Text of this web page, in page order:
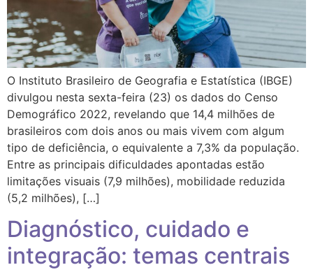
O Instituto Brasileiro de Geografia e Estatística (IBGE)
divulgou nesta sexta-feira (23) os dados do Censo
Demográfico 2022, revelando que 14,4 milhões de
brasileiros com dois anos ou mais vivem com algum
tipo de deficiência, o equivalente a 7,3% da população.
Entre as principais dificuldades apontadas estão
limitações visuais (7,9 milhões), mobilidade reduzida
(5,2 milhões), […]
Diagnóstico, cuidado e
integração: temas centrais